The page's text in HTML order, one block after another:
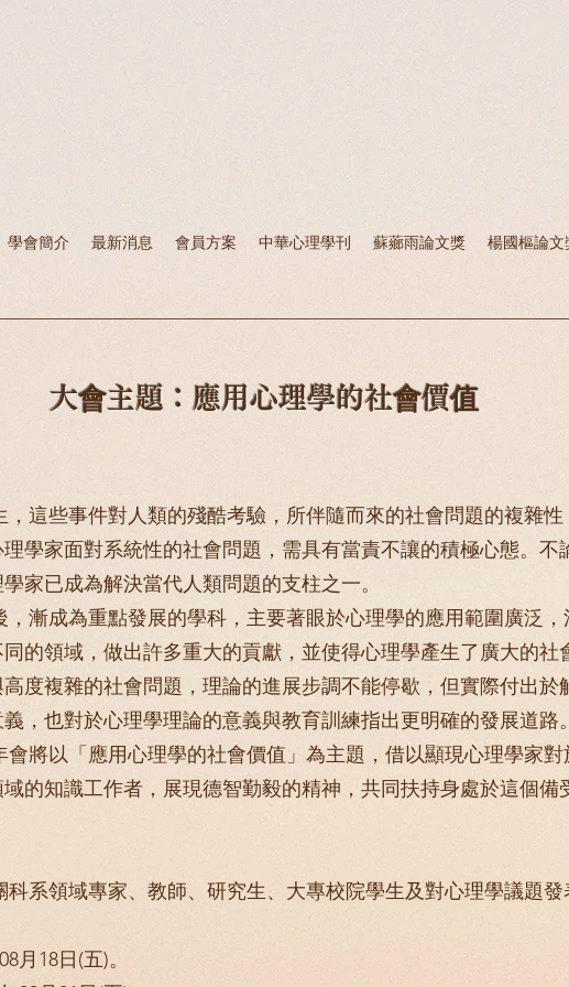
學會簡介 最新消息 會員方案 中華心理學刊 蘇薌雨論文獎 楊國樞論文
大會主題：應用心理學的社會價值
些事件對人類的殘酷考驗，所伴隨而來的社會問題的複雜性
學家面對系統性的社會問題，需具有當責不讓的積極心態。不
家已成為解決當代人類問題的支柱之一。
成為重點發展的學科，主要著眼於心理學的應用範圍廣泛，
的領域，做出許多重大的貢獻，並使得心理學產生了廣大的社
度複雜的社會問題，理論的進展步調不能停歇，但實際付出於
，也對於心理學理論的意義與教育訓練指出更明確的發展道路。
將以「應用心理學的社會價值」為主題，借以顯現心理學家對
的知識工作者，展現德智勤毅的精神，共同扶持身處於這個備
領域專家、教師、研究生、大專校院學生及對心理學議題發
18日(五)。